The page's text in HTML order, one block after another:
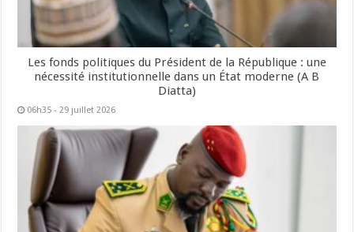
Les fonds politiques du Président de la République : une
nécessité institutionnelle dans un État moderne (A B
Diatta)
06h35 - 29 juillet 2026